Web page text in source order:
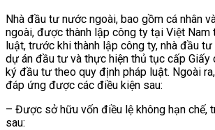
Nhà đầu tư nước ngoài, bao gồm cá nhân
ngoài, được thành lập công ty tại Việt Nam
luật, trước khi thành lập công ty, nhà đầu
dự án đầu tư và thực hiện thủ tục cấp Giấy
ký đầu tư theo quy định pháp luật. Ngoài
đáp ứng được các điều kiện sau:
– Được sở hữu vốn điều lệ không hạn chế,
sau: